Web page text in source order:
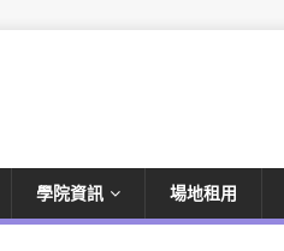
學院資訊 場地租用